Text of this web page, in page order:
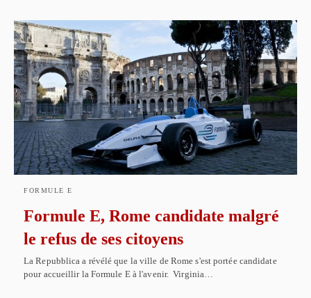
FORMULE E
Formule E, Rome candidate malgré
le refus de ses citoyens
La Repubblica a révélé que la ville de Rome s'est portée candidate
pour accueillir la Formule E à l'avenir. Virginia…